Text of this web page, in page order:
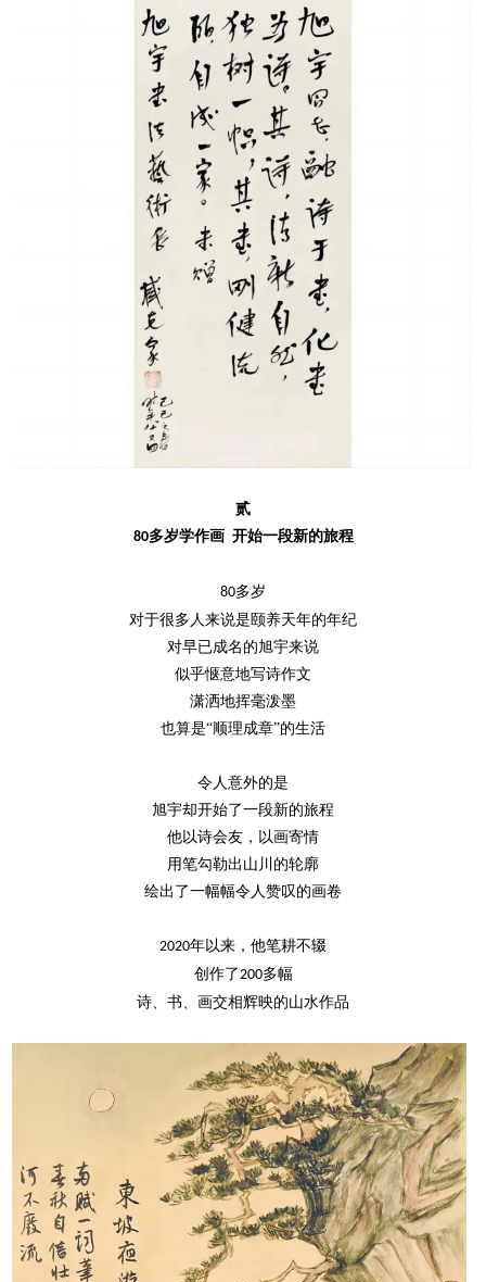
贰
80多岁学作画 开始一段新的旅程
80多岁
对于很多人来说是颐养天年的年纪
对早已成名的旭宇来说
似乎惬意地写诗作文
潇洒地挥毫泼墨
也算是“顺理成章”的生活
令人意外的是
旭宇却开始了一段新的旅程
他以诗会友，以画寄情
用笔勾勒出山川的轮廓
绘出了一幅幅令人赞叹的画卷
2020年以来，他笔耕不辍
创作了200多幅
诗、书、画交相辉映的山水作品